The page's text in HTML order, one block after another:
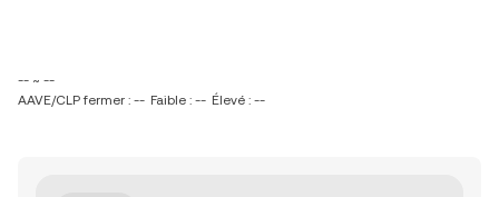
-- ~ --
AAVE/CLP fermer : -- Faible : -- Élevé : --